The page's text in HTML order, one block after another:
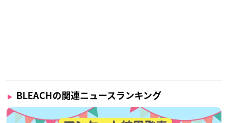
BLEACHの関連ニュースランキング